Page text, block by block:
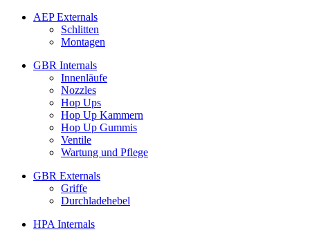
AEP Externals
Schlitten
Montagen
GBR Internals
Innenläufe
Nozzles
Hop Ups
Hop Up Kammern
Hop Up Gummis
Ventile
Wartung und Pflege
GBR Externals
Griffe
Durchladehebel
HPA Internals